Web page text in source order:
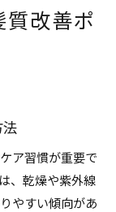
質改善ポ
法
ア習慣が重要で
、乾燥や紫外線
やすい傾向があ